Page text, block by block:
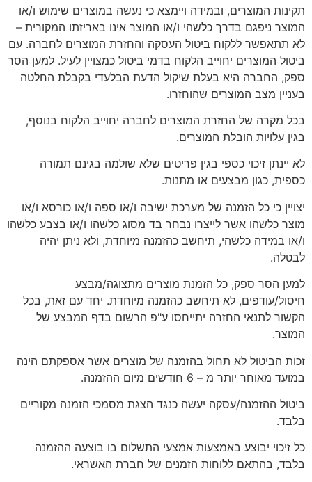
תקינות המוצרים, ובמידה ויימצא כי נעשה במוצרים שימוש ו/או
המוצר ניפגם בדרך כלשהי ו/או המוצר אינו באריזתו המקורית –
לא תתאפשר ללקוח ביטול העסקה והחזרת המוצרים לחברה. עם
ביטול המוצרים יחוייב הלקוח בדמי ביטול כמצויין לעיל. למען הסר
ספק, החברה היא בעלת שיקול הדעת הבלעדי בקבלת החלטה
בעניין מצב המוצרים שהוחזרו.
בכל מקרה של החזרת המוצרים לחברה יחוייב הלקוח בנוסף,
בגין עלויות הובלת המוצרים.
לא יינתן זיכוי כספי בגין פריטים שלא שולמה בגינם תמורה
כספית, כגון מבצעים או מתנות.
יצויין כי כל הזמנה של מערכת ישיבה ו/או ספה ו/או כורסא ו/או
מוצר כלשהו אשר לייצרו נבחר בד מסוג כלשהו ו/או בצבע כלשהו
ו/או במידה כלשהי, תיחשב כהזמנה מיוחדת, ולא ניתן יהיה
לבטלה.
למען הסר ספק, כל הזמנת מוצרים מתצוגה/מבצע
חיסול/עודפים, לא תיחשב כהזמנה מיוחדת. יחד עם זאת, בכל
הקשור לתנאי החזרה יתייחסו ע"פ הרשום בדף המבצע של
המוצר.
זכות הביטול לא תחול בהזמנה של מוצרים אשר אספקתם הינה
במועד מאוחר יותר מ – 6 חודשים מיום ההזמנה.
ביטול ההזמנה/עסקה יעשה כנגד הצגת מסמכי הזמנה מקוריים
בלבד.
כל זיכוי יבוצע באמצעות אמצעי התשלום בו בוצעה ההזמנה
בלבד, בהתאם ללוחות הזמנים של חברת האשראי.